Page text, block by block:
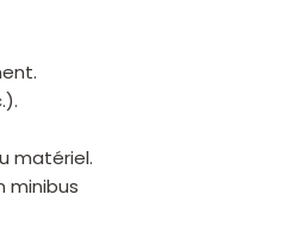
matériel.
minibus